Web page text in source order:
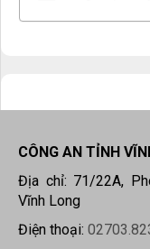
CÔNG AN TỈNH
Địa chỉ: 71/22A,
Vĩnh Long
Điện thoại: